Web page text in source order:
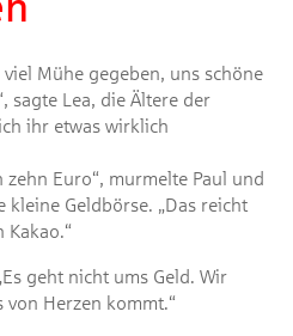
Mühe gegeben, uns schöne
sagte Lea, die Ältere der
ihr etwas wirklich
Euro“, murmelte Paul und
kleine Geldbörse. „Das reicht
geht nicht ums Geld. Wir
von Herzen kommt.“